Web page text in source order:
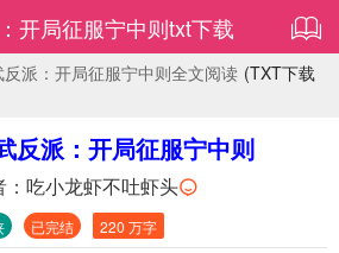
开局征服宁中则txt下载
反派：开局征服宁中则全文阅读 (TXT下载
反派：开局征服宁中则
吃小龙虾不吐虾头
已完结 220 万字